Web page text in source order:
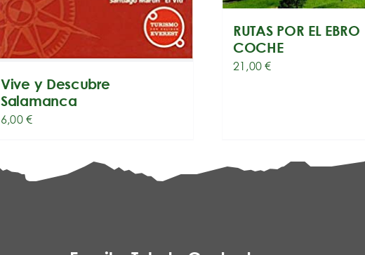
Vive y Descubre
Salamanca
6,00€
RUTAS POR EL EBRO
COCHE
21,00€